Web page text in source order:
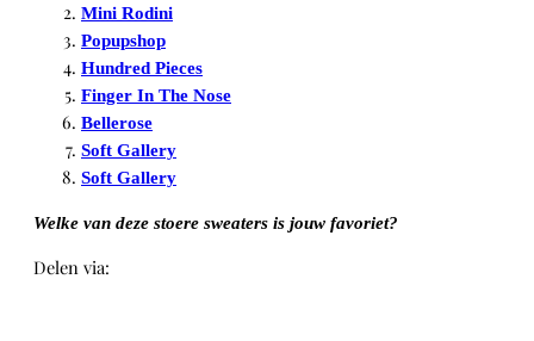
Mini Rodini
Popupshop
Hundred Pieces
Finger In The Nose
Bellerose
Soft Gallery
Soft Gallery
Welke van deze stoere sweaters is jouw favoriet?
Delen via: